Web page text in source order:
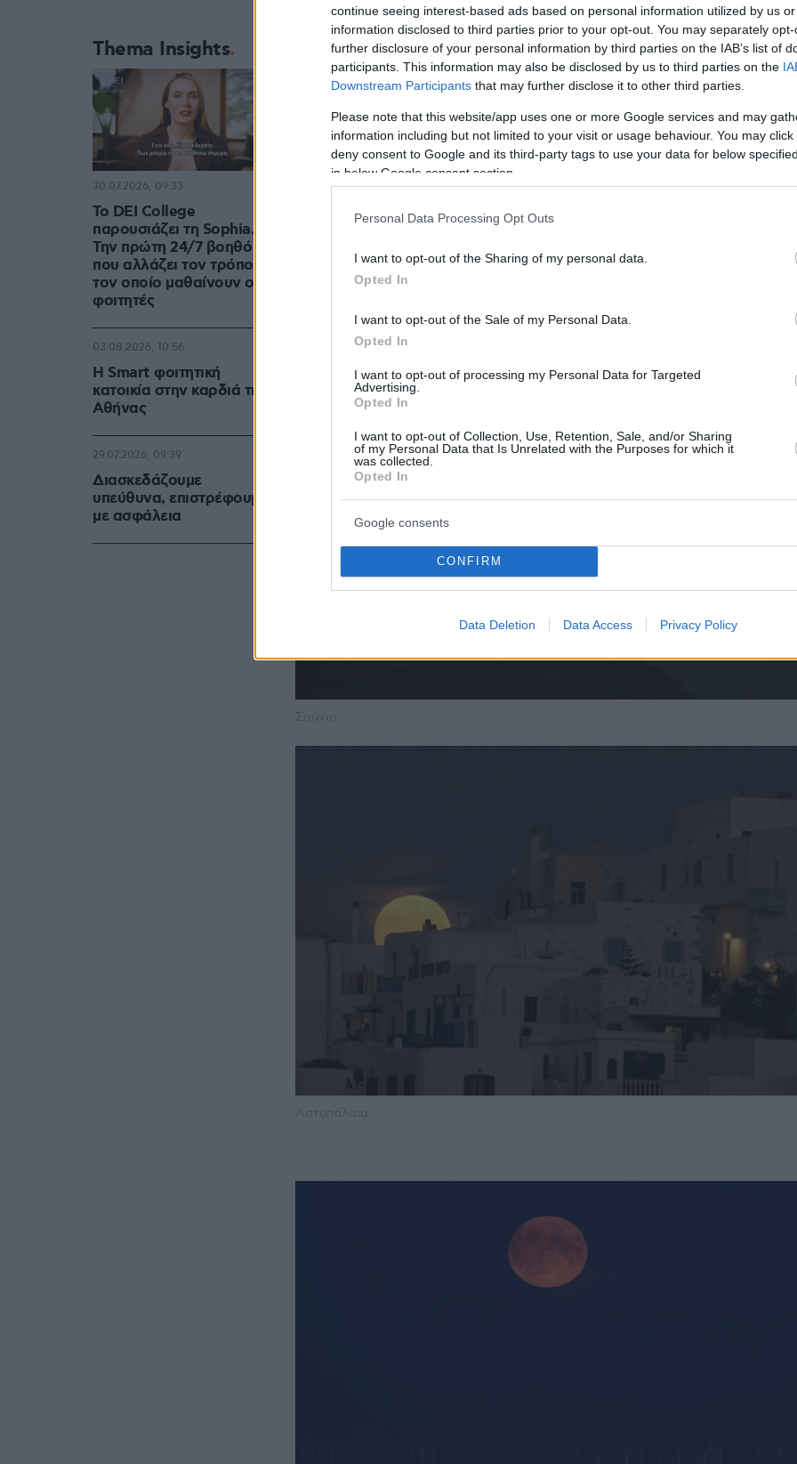
continue seeing interest-based ads based on personal information utilized by us
information disclosed to third parties prior to your opt-out. You may separately
further disclosure of your personal information by third parties on the IAB’s list of
participants. This information may also be disclosed by us to third parties on the
Downstream Participants that may further disclose it to other third parties.
Please note that this website/app uses one or more Google services and may
information including but not limited to your visit or usage behaviour. You may
deny consent to Google and its third-party tags to use your data for below
in below Google consent section.
Personal Data Processing Opt Outs
I want to opt-out of the Sharing of my personal data.
Opted In
I want to opt-out of the Sale of my Personal Data.
Opted In
I want to opt-out of processing my Personal Data for Targeted
Advertising.
Opted In
I want to opt-out of Collection, Use, Retention, Sale, and/or Sharing
of my Personal Data that Is Unrelated with the Purposes for which it
was collected.
Opted In
Google consents
CONFIRM
Data Deletion Data Access Privacy Policy
Thema Insights
Το DEI College
παρουσιάζει τη Sophia.
Την πρώτη 24/7 βοηθό AI
που αλλάζει τον τρόπο με
τον οποίο μαθαίνουν οι
φοιτητές
30.07.2026, 09:33
Η Smart φοιτητική
κατοικία στην καρδιά της
Αθήνας
03.08.2026, 10:56
Διασκεδάζουμε
υπεύθυνα, επιστρέφουμε
με ασφάλεια
29.07.2026, 09:39